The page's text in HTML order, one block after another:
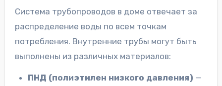
Система трубопроводов в доме отвечает за
распределение воды по всем точкам
потребления. Внутренние трубы могут быть
выполнены из различных материалов:
ПНД (полиэтилен низкого давления) —